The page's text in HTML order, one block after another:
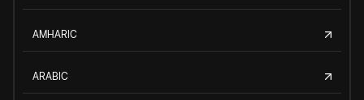
AMHARIC
ARABIC